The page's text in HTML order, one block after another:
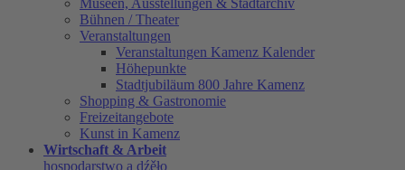
Museen, Ausstellungen & Stadtarchiv
Bühnen / Theater
Veranstaltungen
Veranstaltungen Kamenz Kalender
Höhepunkte
Stadtjubiläum 800 Jahre Kamenz
Shopping & Gastronomie
Freizeitangebote
Kunst in Kamenz
Wirtschaft & Arbeit
hospodarstwo a dźěło